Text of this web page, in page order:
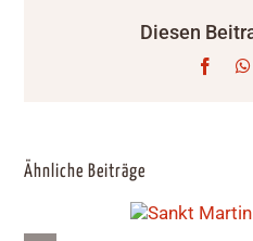
Diesen
Ähnliche Beiträge